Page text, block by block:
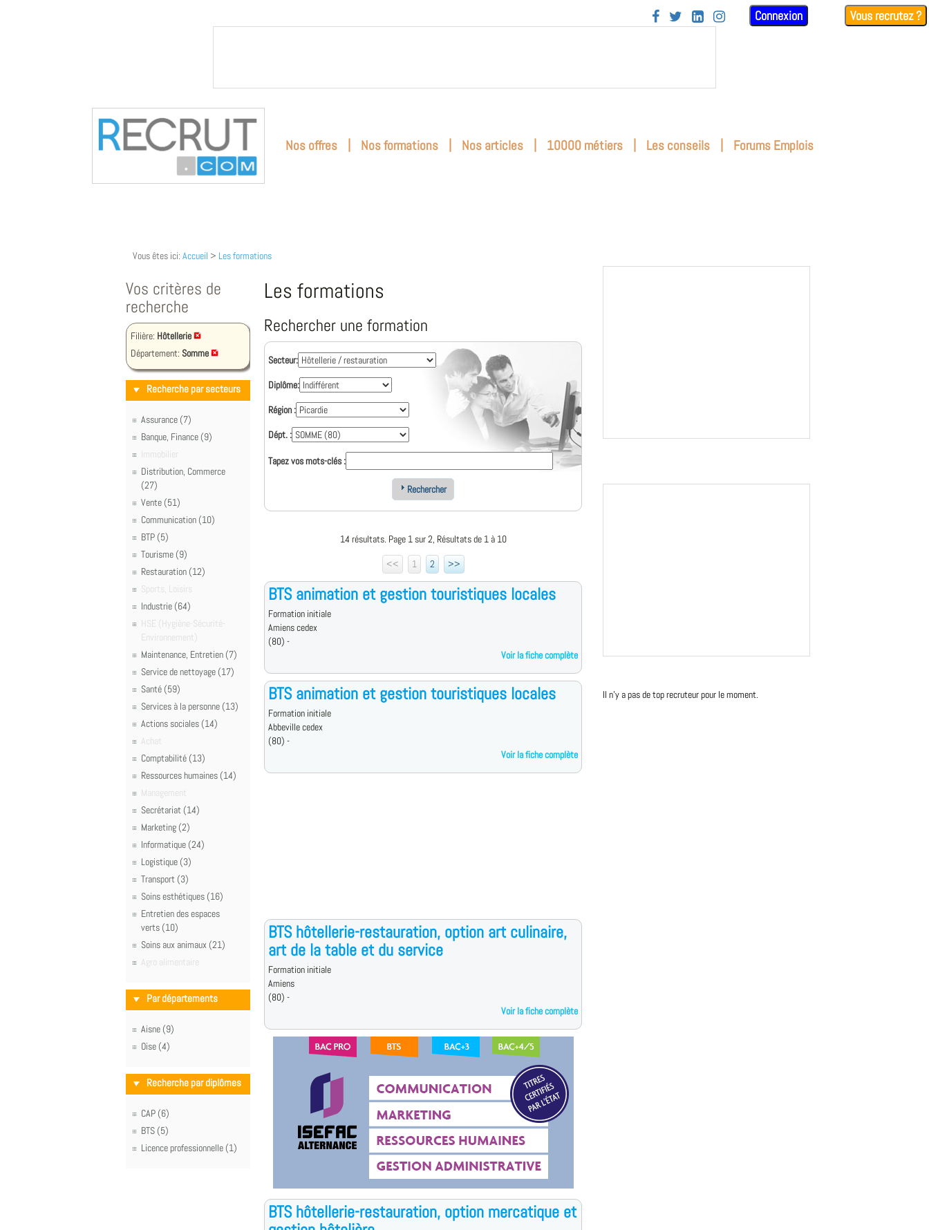
    Connexion Vous recrutez ?
Nos offres | Nos formations | Nos articles | 10000 métiers | Les conseils | Forums Emplois
Vous êtes ici: Accueil > Les formations
Vos critères de
recherche
Filière: Hôtellerie
Département: Somme
Recherche par secteurs
Assurance (7)
Banque, Finance (9)
Immobilier
Distribution, Commerce
(27)
Vente (51)
Communication (10)
BTP (5)
Tourisme (9)
Restauration (12)
Sports, Loisirs
Industrie (64)
HSE (Hygiène-Sécurité-
Environnement)
Maintenance, Entretien (7)
Service de nettoyage (17)
Santé (59)
Services à la personne (13)
Actions sociales (14)
Achat
Comptabilité (13)
Ressources humaines (14)
Management
Secrétariat (14)
Marketing (2)
Informatique (24)
Logistique (3)
Transport (3)
Soins esthétiques (16)
Entretien des espaces
verts (10)
Soins aux animaux (21)
Agro alimentaire
Par départements
Aisne (9)
Oise (4)
Recherche par diplômes
CAP (6)
BTS (5)
Licence professionnelle (1)
Les formations
Rechercher une formation
Secteur:
Diplôme:
Région :
Dépt. :
Tapez vos mots-clés :
Rechercher
14 résultats. Page 1 sur 2, Résultats de 1 à 10
<<
1 2 >>
BTS animation et gestion touristiques locales
Formation initiale
Amiens cedex
(80) -
Voir la fiche complète
BTS animation et gestion touristiques locales
Formation initiale
Abbeville cedex
(80) -
Voir la fiche complète
BTS hôtellerie-restauration, option art culinaire,
art de la table et du service
Formation initiale
Amiens
(80) -
Voir la fiche complète
BTS hôtellerie-restauration, option mercatique et
Il n'y a pas de top recruteur pour le moment.